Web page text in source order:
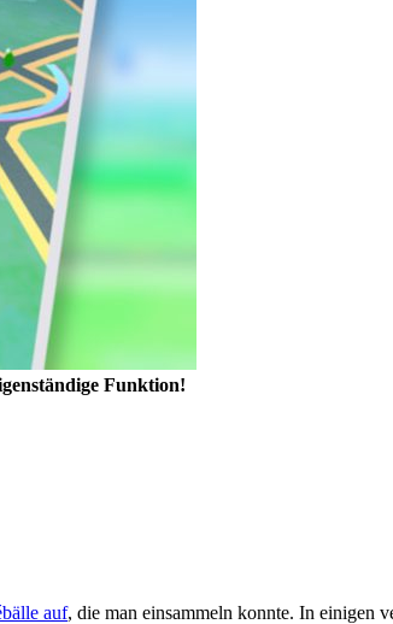
Funktion!
auf, die man einsammeln konnte. In einigen